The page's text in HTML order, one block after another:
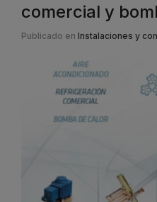
comercial y
Publicado en Instalaciones y